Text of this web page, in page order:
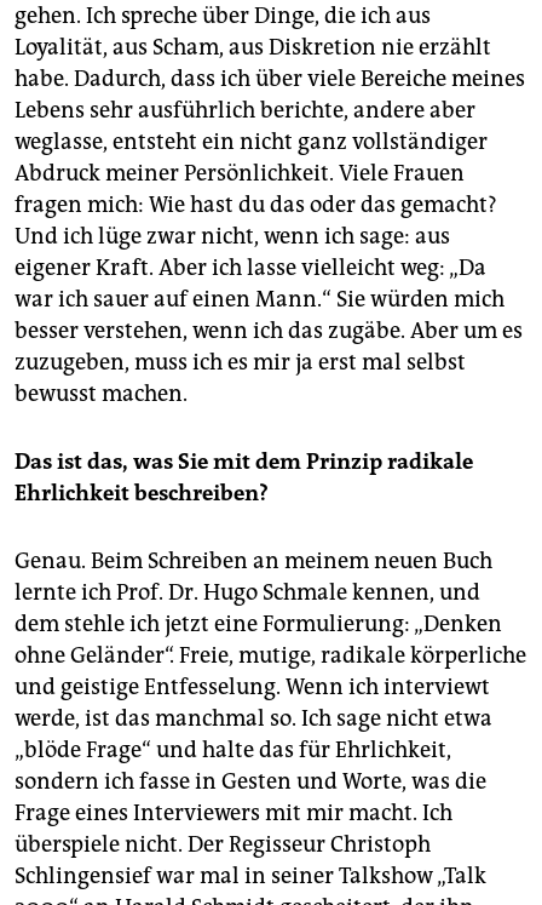
gehen. Ich spreche über Dinge, die ich aus
Loyalität, aus Scham, aus Diskretion nie erzählt
habe. Dadurch, dass ich über viele Bereiche meines
Lebens sehr ausführlich berichte, andere aber
weglasse, entsteht ein nicht ganz vollständiger
Abdruck meiner Persönlichkeit. Viele Frauen
fragen mich: Wie hast du das oder das gemacht?
Und ich lüge zwar nicht, wenn ich sage: aus
eigener Kraft. Aber ich lasse vielleicht weg: „Da
war ich sauer auf einen Mann.“ Sie würden mich
besser verstehen, wenn ich das zugäbe. Aber um es
zuzugeben, muss ich es mir ja erst mal selbst
bewusst machen.
Das ist das, was Sie mit dem Prinzip ­radikale
Ehrlichkeit beschreiben?
Genau. Beim Schreiben an meinem neuen Buch
lernte ich Prof. Dr. Hugo Schmale kennen, und
dem stehle ich jetzt eine Formulierung: „Denken
ohne Geländer“. Freie, mutige, ­radikale ­körperliche
und geistige Entfesselung. Wenn ich interviewt
werde, ist das manchmal so. Ich sage nicht etwa
„blöde Frage“ und halte das für Ehrlichkeit,
sondern ich fasse in Gesten und Worte, was die
Frage eines Interviewers mit mir macht. Ich
überspiele nicht. Der ­Regisseur Christoph
Schlingensief war mal in seiner Talkshow „Talk